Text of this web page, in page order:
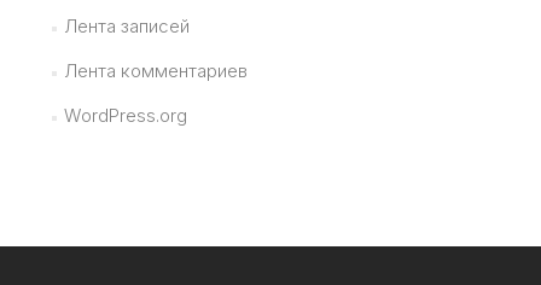
Лента записей
Лента комментариев
WordPress.org